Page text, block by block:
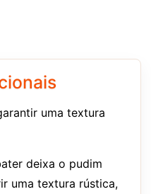
uma textura
deixa o pudim
uma textura rústica,